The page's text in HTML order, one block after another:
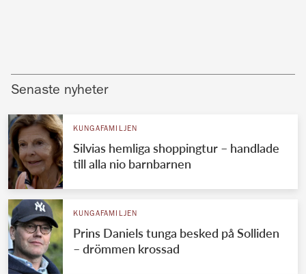
Senaste nyheter
KUNGAFAMILJEN
Silvias hemliga shoppingtur – handlade
till alla nio barnbarnen
KUNGAFAMILJEN
Prins Daniels tunga besked på Solliden
– drömmen krossad